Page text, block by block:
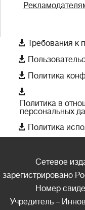
 Требования к

 Политика

Политика в
персональных
 Политика
Сетевое
зарегистрировано
Номер
Учредитель –